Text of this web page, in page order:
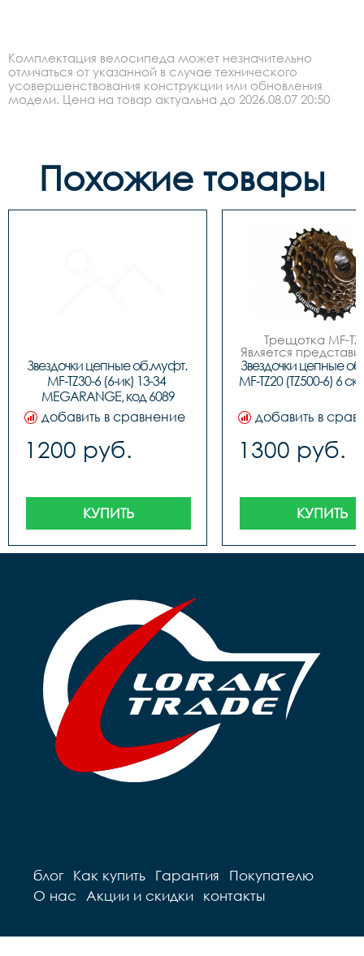
Комплектация велосипеда может незначительно
отличаться от указанной в случае технического
усовершенствования конструкции или обновления
модели. Цена на товар актуальна до 2026.08.07 20:50
Похожие товары
Звездочки цепные об.муфт.
MF-TZ30-6 (6-ик) 13-34
MEGARANGE, код 6089
добавить в сравнение
1200 руб.
КУПИТЬ
Трещотка MF-
Является
комплектующих
японской
Shimano.
6-ти ведомых
которые
заднего колеса.
модель
уровня. Имеет
количестве от 14
штук.
Звездочки цепные
MF-TZ20 (TZ500-6) 6
добавить в
1300 руб.
КУПИТЬ
блог Как купить Гарантия
Покупателю
О нас
Акции и скидки контакты